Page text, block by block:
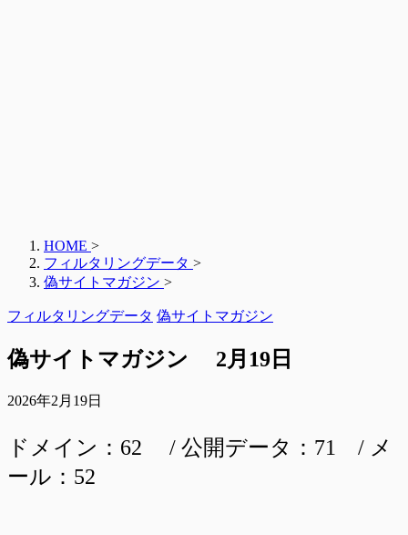
HOME >
フィルタリングデータ >
偽サイトマガジン >
フィルタリングデータ 偽サイトマガジン
偽サイトマガジン 2月19日
2026年2月19日
ドメイン：62 / 公開データ：71 / メ
ール：52